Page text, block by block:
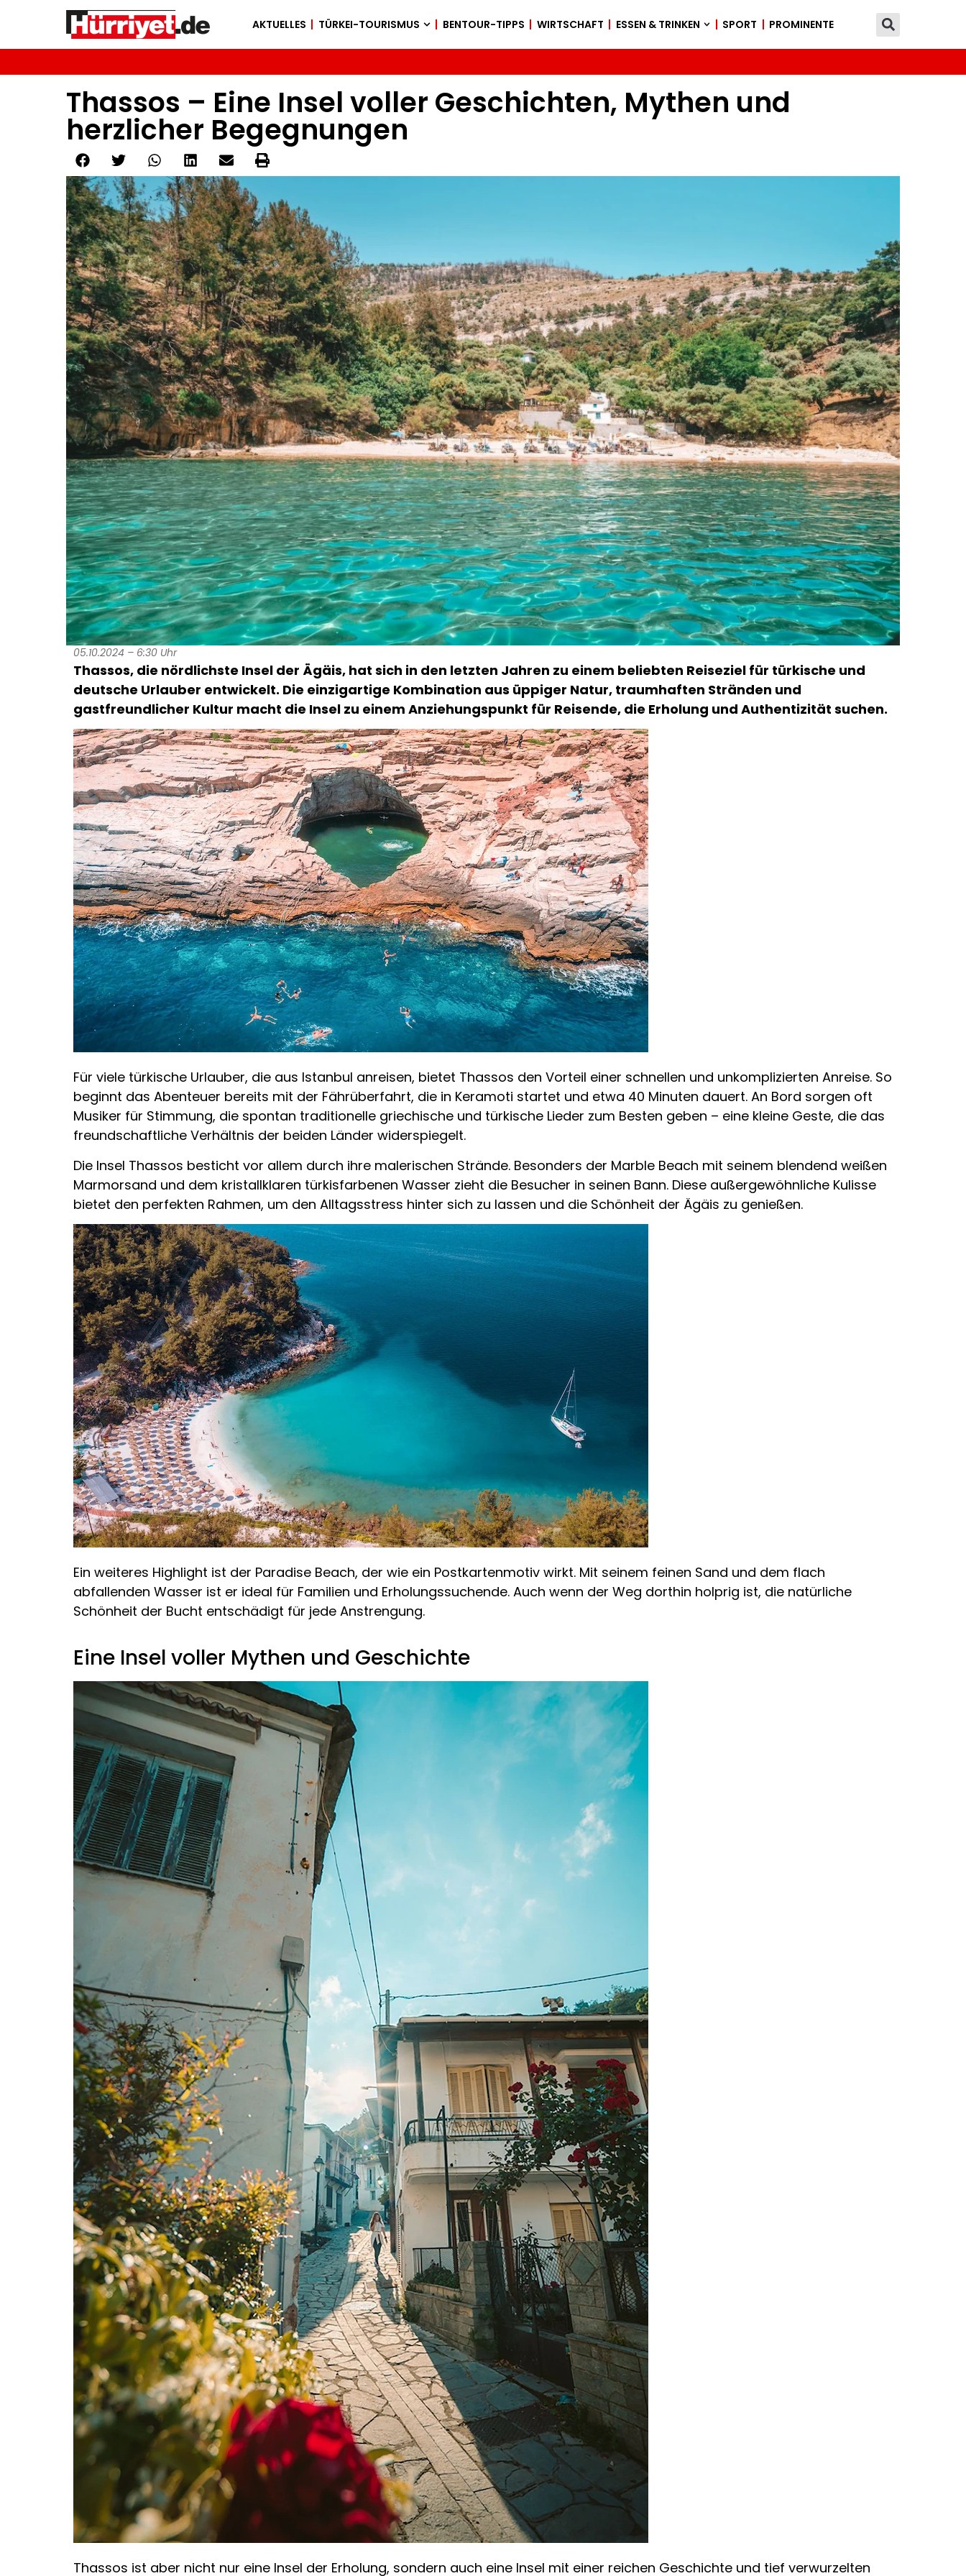
AKTUELLES TÜRKEI-TOURISMUS BENTOUR-TIPPS WIRTSCHAFT ESSEN & TRINKEN SPORT PROMINENTE
Thassos – Eine Insel voller Geschichten, Mythen und
herzlicher Begegnungen
05.10.2024 – 6:30 Uhr
Thassos, die nördlichste Insel der Ägäis, hat sich in den letzten Jahren zu einem beliebten Reiseziel für türkische und
deutsche Urlauber entwickelt. Die einzigartige Kombination aus üppiger Natur, traumhaften Stränden und
gastfreundlicher Kultur macht die Insel zu einem Anziehungspunkt für Reisende, die Erholung und Authentizität suchen.
Für viele türkische Urlauber, die aus Istanbul anreisen, bietet Thassos den Vorteil einer schnellen und unkomplizierten Anreise. So
beginnt das Abenteuer bereits mit der Fährüberfahrt, die in Keramoti startet und etwa 40 Minuten dauert. An Bord sorgen oft
Musiker für Stimmung, die spontan traditionelle griechische und türkische Lieder zum Besten geben – eine kleine Geste, die das
freundschaftliche Verhältnis der beiden Länder widerspiegelt.
Die Insel Thassos besticht vor allem durch ihre malerischen Strände. Besonders der Marble Beach mit seinem blendend weißen
Marmorsand und dem kristallklaren türkisfarbenen Wasser zieht die Besucher in seinen Bann. Diese außergewöhnliche Kulisse
bietet den perfekten Rahmen, um den Alltagsstress hinter sich zu lassen und die Schönheit der Ägäis zu genießen.
Ein weiteres Highlight ist der Paradise Beach, der wie ein Postkartenmotiv wirkt. Mit seinem feinen Sand und dem flach
abfallenden Wasser ist er ideal für Familien und Erholungssuchende. Auch wenn der Weg dorthin holprig ist, die natürliche
Schönheit der Bucht entschädigt für jede Anstrengung.
Eine Insel voller Mythen und Geschichte
Thassos ist aber nicht nur eine Insel der Erholung, sondern auch eine Insel mit einer reichen Geschichte und tief verwurzelten